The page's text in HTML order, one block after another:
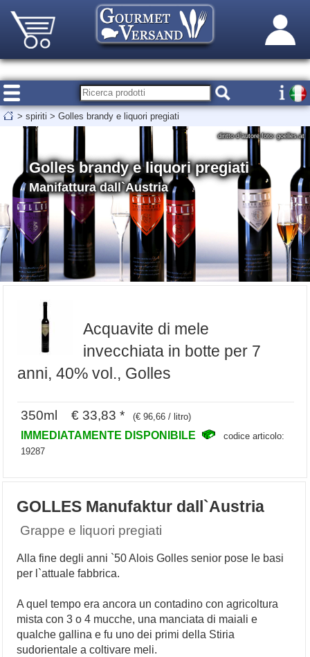
> spiriti > Golles brandy e liquori pregiati
Golles brandy e liquori pregiati
Manifattura dall`Austria
diritto d`autore foto: goelles.at
Acquavite di mele
invecchiata in botte per 7
anni, 40% vol., Golles
350ml € 33,83 * (€ 96,66 / litro)
IMMEDIATAMENTE DISPONIBILE
codice articolo:
19287
GOLLES Manufaktur dall`Austria
Grappe e liquori pregiati
Alla fine degli anni `50 Alois Golles senior pose le basi
per l`attuale fabbrica.
A quel tempo era ancora un contadino con agricoltura
mista con 3 o 4 mucche, una manciata di maiali e
qualche gallina e fu uno dei primi della Stiria
sudorientale a coltivare meli.